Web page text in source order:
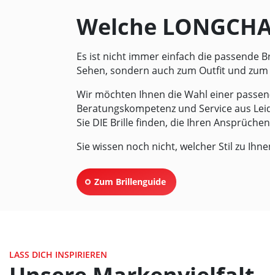
Welche
Es ist nicht immer einfach die passende
Sehen, sondern auch zum Outfit und
Wir möchten Ihnen die Wahl einer
Beratungskompetenz und Service aus
Sie DIE Brille finden, die Ihren
Sie wissen noch nicht, welcher Stil zu
Zum Brillenguide
LASS DICH INSPIRIEREN